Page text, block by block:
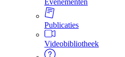
Evenementen
Publicaties
Videobibliotheek